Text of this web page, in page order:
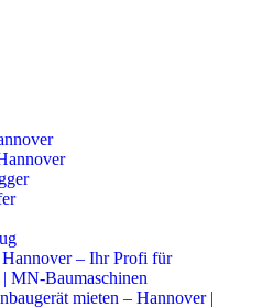
– Ihr Profi für
MN-Baumaschinen
mieten – Hannover |